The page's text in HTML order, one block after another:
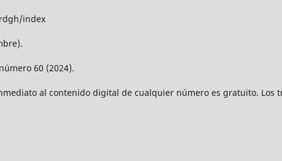
index
60 (2024).
al contenido digital de cualquier número es gratuito.